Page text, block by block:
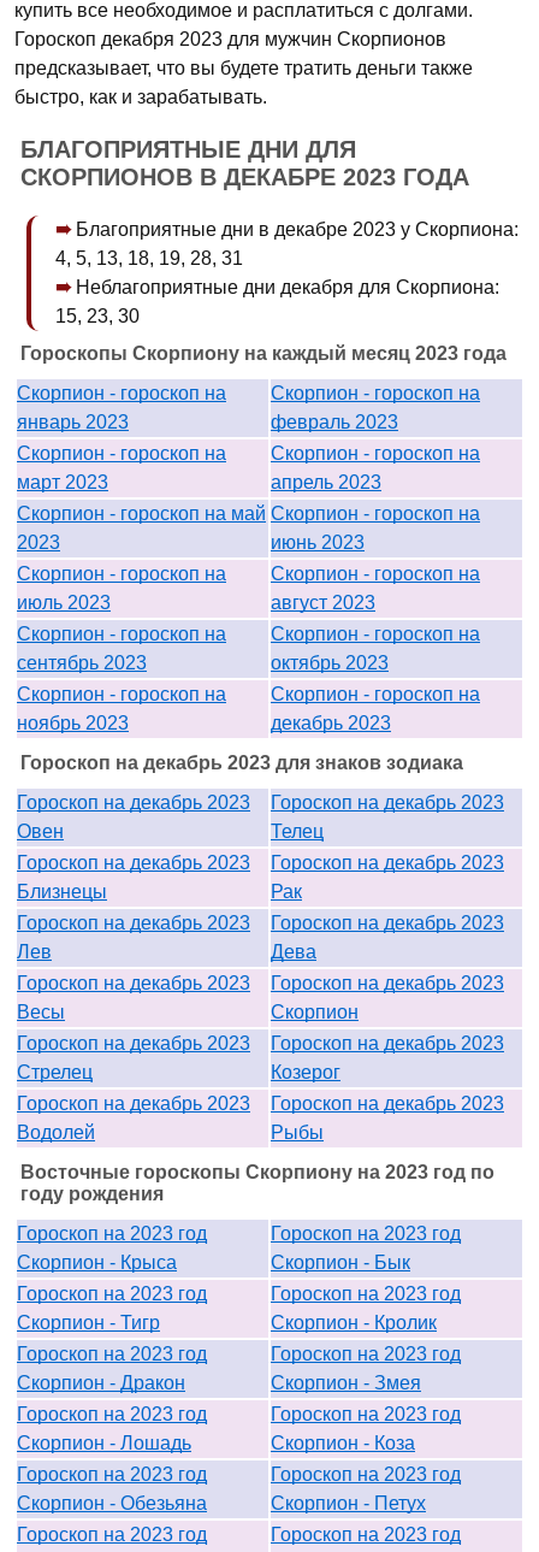
купить все необходимое и расплатиться с долгами.
Гороскоп декабря 2023 для мужчин Скорпионов
предсказывает, что вы будете тратить деньги также
быстро, как и зарабатывать.
БЛАГОПРИЯТНЫЕ ДНИ ДЛЯ
СКОРПИОНОВ В ДЕКАБРЕ 2023 ГОДА
Благоприятные дни в декабре 2023 у Скорпиона:
4, 5, 13, 18, 19, 28, 31
Неблагоприятные дни декабря для Скорпиона:
15, 23, 30
Гороскопы Скорпиону на каждый месяц 2023 года
Скорпион - гороскоп на
январь 2023
Скорпион - гороскоп на
февраль 2023
Скорпион - гороскоп на
март 2023
Скорпион - гороскоп на
апрель 2023
Скорпион - гороскоп на май
2023
Скорпион - гороскоп на
июнь 2023
Скорпион - гороскоп на
июль 2023
Скорпион - гороскоп на
август 2023
Скорпион - гороскоп на
сентябрь 2023
Скорпион - гороскоп на
октябрь 2023
Скорпион - гороскоп на
ноябрь 2023
Скорпион - гороскоп на
декабрь 2023
Гороскоп на декабрь 2023 для знаков зодиака
Гороскоп на декабрь 2023
Овен
Гороскоп на декабрь 2023
Телец
Гороскоп на декабрь 2023
Близнецы
Гороскоп на декабрь 2023
Рак
Гороскоп на декабрь 2023
Лев
Гороскоп на декабрь 2023
Дева
Гороскоп на декабрь 2023
Весы
Гороскоп на декабрь 2023
Скорпион
Гороскоп на декабрь 2023
Стрелец
Гороскоп на декабрь 2023
Козерог
Гороскоп на декабрь 2023
Водолей
Гороскоп на декабрь 2023
Рыбы
Восточные гороскопы Скорпиону на 2023 год по
году рождения
Гороскоп на 2023 год
Скорпион - Крыса
Гороскоп на 2023 год
Скорпион - Бык
Гороскоп на 2023 год
Скорпион - Тигр
Гороскоп на 2023 год
Скорпион - Кролик
Гороскоп на 2023 год
Скорпион - Дракон
Гороскоп на 2023 год
Скорпион - Змея
Гороскоп на 2023 год
Скорпион - Лошадь
Гороскоп на 2023 год
Скорпион - Коза
Гороскоп на 2023 год
Скорпион - Обезьяна
Гороскоп на 2023 год
Скорпион - Петух
Гороскоп на 2023 год
Гороскоп на 2023 год